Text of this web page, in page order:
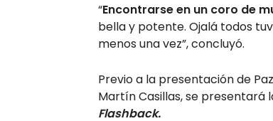
“Encontrarse en un coro de
bella y potente. Ojalá todos
menos una vez”, concluyó.
Previo a la presentación de
Martín Casillas, se presentará
Flashback.